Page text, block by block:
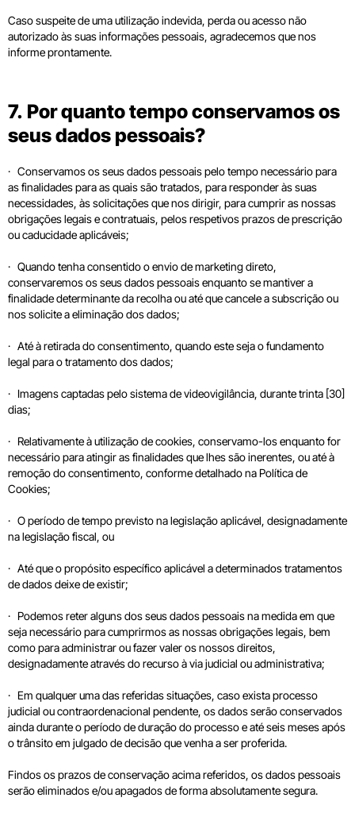
Caso suspeite de uma utilização indevida, perda ou acesso não
autorizado às suas informações pessoais, agradecemos que nos
informe prontamente.
7. Por quanto tempo conservamos os
seus dados pessoais?
· Conservamos os seus dados pessoais pelo tempo necessário para
as finalidades para as quais são tratados, para responder às suas
necessidades, às solicitações que nos dirigir, para cumprir as nossas
obrigações legais e contratuais, pelos respetivos prazos de prescrição
ou caducidade aplicáveis;
· Quando tenha consentido o envio de marketing direto,
conservaremos os seus dados pessoais enquanto se mantiver a
finalidade determinante da recolha ou até que cancele a subscrição ou
nos solicite a eliminação dos dados;
· Até à retirada do consentimento, quando este seja o fundamento
legal para o tratamento dos dados;
· Imagens captadas pelo sistema de videovigilância, durante trinta [30]
dias;
· Relativamente à utilização de cookies, conservamo-los enquanto for
necessário para atingir as finalidades que lhes são inerentes, ou até à
remoção do consentimento, conforme detalhado na Política de
Cookies;
· O período de tempo previsto na legislação aplicável, designadamente
na legislação fiscal, ou
· Até que o propósito específico aplicável a determinados tratamentos
de dados deixe de existir;
· Podemos reter alguns dos seus dados pessoais na medida em que
seja necessário para cumprirmos as nossas obrigações legais, bem
como para administrar ou fazer valer os nossos direitos,
designadamente através do recurso à via judicial ou administrativa;
· Em qualquer uma das referidas situações, caso exista processo
judicial ou contraordenacional pendente, os dados serão conservados
ainda durante o período de duração do processo e até seis meses após
o trânsito em julgado de decisão que venha a ser proferida.
Findos os prazos de conservação acima referidos, os dados pessoais
serão eliminados e/ou apagados de forma absolutamente segura.